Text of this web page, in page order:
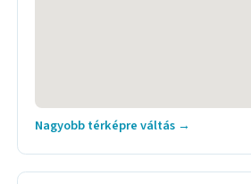
Nagyobb térképre váltás →